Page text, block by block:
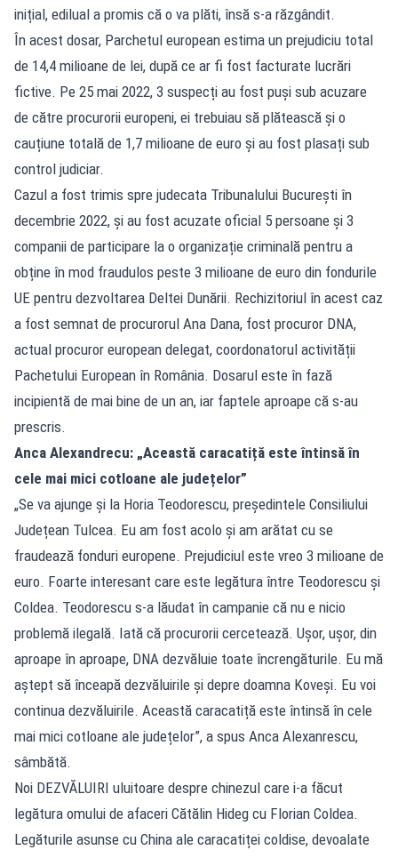
inițial, edilual a promis că o va plăti, însă s-a răzgândit.
În acest dosar, Parchetul european estima un prejudiciu total
de 14,4 milioane de lei, după ce ar fi fost facturate lucrări
fictive. Pe 25 mai 2022, 3 suspecți au fost puși sub acuzare
de către procurorii europeni, ei trebuiau să plătească și o
cauțiune totală de 1,7 milioane de euro și au fost plasați sub
control judiciar.
Cazul a fost trimis spre judecata Tribunalului București în
decembrie 2022, și au fost acuzate oficial 5 persoane și 3
companii de participare la o organizație criminală pentru a
obține în mod fraudulos peste 3 milioane de euro din fondurile
UE pentru dezvoltarea Deltei Dunării. Rechizitoriul în acest caz
a fost semnat de procurorul Ana Dana, fost procuror DNA,
actual procuror european delegat, coordonatorul activității
Pachetului European în România. Dosarul este în fază
incipientă de mai bine de un an, iar faptele aproape că s-au
prescris.
Anca Alexandrecu: „Această caracatiță este întinsă în
cele mai mici cotloane ale județelor”
„Se va ajunge și la Horia Teodorescu, președintele Consiliului
Județean Tulcea. Eu am fost acolo și am arătat cu se
fraudează fonduri europene. Prejudiciul este vreo 3 milioane de
euro. Foarte interesant care este legătura între Teodorescu și
Coldea. Teodorescu s-a lăudat în campanie că nu e nicio
problemă ilegală. Iată că procurorii cercetează. Ușor, ușor, din
aproape în aproape, DNA dezvăluie toate încrengăturile. Eu mă
aștept să înceapă dezvăluirile și depre doamna Koveși. Eu voi
continua dezvăluirile. Această caracatiță este întinsă în cele
mai mici cotloane ale județelor”, a spus Anca Alexanrescu,
sâmbătă.
Noi DEZVĂLUIRI uluitoare despre chinezul care i-a făcut
legătura omului de afaceri Cătălin Hideg cu Florian Coldea.
Legăturile asunse cu China ale caracatiței coldise, devoalate